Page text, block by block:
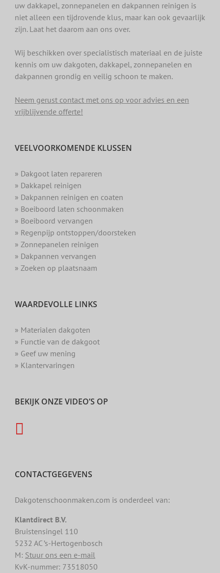
uw dakkapel, zonnepanelen en dakpannen reinigen is
niet alleen een tijdrovende klus, maar kan ook gevaarlijk
zijn. Laat het daarom aan ons over.
Wij beschikken over specialistisch materiaal en de juiste
kennis om uw dakgoten, dakkapel, zonnepanelen en
dakpannen grondig en veilig schoon te maken.
Neem gerust contact met ons op voor advies en een
vrijblijvende offerte!
VEELVOORKOMENDE KLUSSEN
» Dakgoot laten repareren
» Dakkapel reinigen
» Dakpannen reinigen en coaten
» Boeiboord laten schoonmaken
» Boeiboord vervangen
» Regenpijp ontstoppen/doorsteken
» Zonnepanelen reinigen
» Dakpannen vervangen
» Zoeken op plaatsnaam
WAARDEVOLLE LINKS
» Materialen dakgoten
» Functie van de dakgoot
» Geef uw mening
» Klantervaringen
BEKIJK ONZE VIDEO’S OP
CONTACTGEGEVENS
Dakgotenschoonmaken.com is onderdeel van:
Klantdirect B.V.
Bruistensingel 110
5232 AC ’s-Hertogenbosch
M: Stuur ons een e-mail
KvK-nummer: 73518050